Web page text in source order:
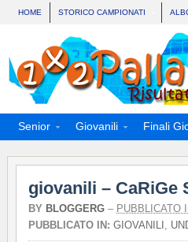
HOME STORICO CAMPIONATI
Senior Giovanili Finali
giovanili – CaRiGe
BY BLOGGERG – PUBBLICATO
PUBBLICATO IN: GIOVANILI ,